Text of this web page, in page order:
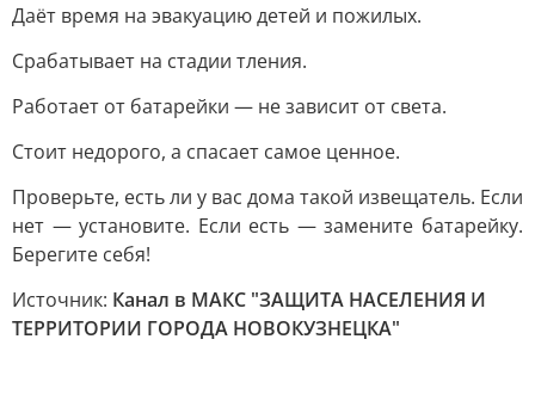
Даёт время на эвакуацию детей и пожилых.
Срабатывает на стадии тления.
Работает от батарейки — не зависит от света.
Стоит недорого, а спасает самое ценное.
Проверьте, есть ли у вас дома такой извещатель. Если
нет — установите. Если есть — замените батарейку.
Берегите себя!
Источник: Канал в МАКС "ЗАЩИТА НАСЕЛЕНИЯ И
ТЕРРИТОРИИ ГОРОДА НОВОКУЗНЕЦКА"